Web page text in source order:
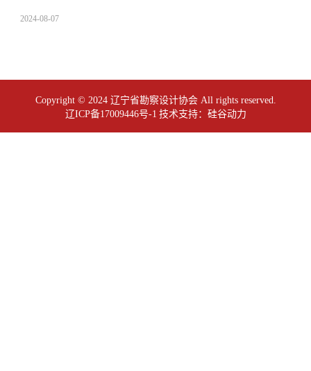
2024-08-07
Copyright © 2024 辽宁省勘察设计协会 All rights reserved.
辽ICP备17009446号-1 技术支持： 硅谷动力